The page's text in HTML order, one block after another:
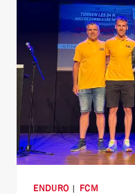
ENDURO| FCM